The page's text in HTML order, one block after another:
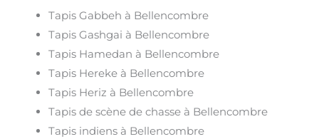
Tapis Gabbeh à Bellencombre
Tapis Gashgai à Bellencombre
Tapis Hamedan à Bellencombre
Tapis Hereke à Bellencombre
Tapis Heriz à Bellencombre
Tapis de scène de chasse à Bellencombre
Tapis indiens à Bellencombre